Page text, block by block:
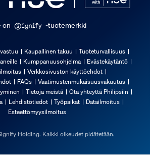
on -tuotemerkki
Kaupallinen takuu
Tuoteturvallisuus
Kumppanuusohjelma
Evästekäytäntö
Verkkosivuston käyttöehdot
FAQs
Vaatimustenmukaisuusvakuutus
Tietoja meistä
Ota yhteyttä Philipsiin
Lehdistötiedot Työpaikat
Datailmoitus
Esteettömyysilmoitus
Holding. Kaikki oikeudet pidätetään.